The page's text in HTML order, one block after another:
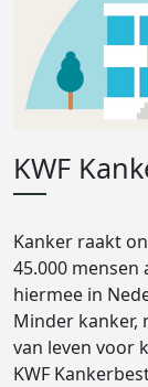
KWF
Kanker raakt
45.000 mensen
hiermee in
Minder kanker,
van leven voor
KWF